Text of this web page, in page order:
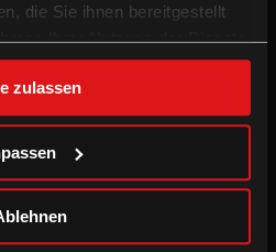
die Sie ihnen bereitgestellt
Ihrer Nutzung der Dienste
zulassen
Facebook
Instagram
TikTok
WhatsApp
Presse